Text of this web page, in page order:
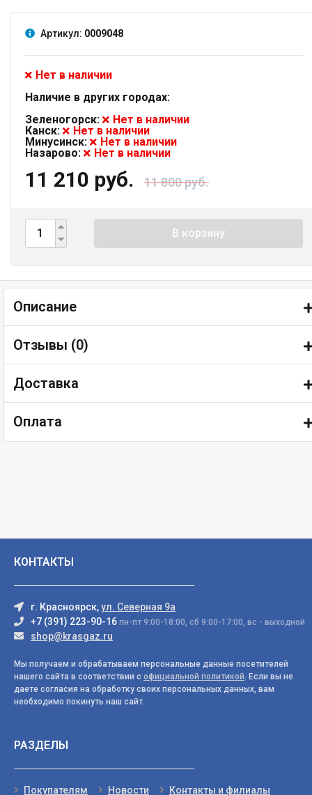
Артикул: 0009048
Нет в наличии
Наличие в других городах:
Зеленогорск:
Нет в наличии
Канск:
Нет в наличии
Минусинск:
Нет в наличии
Назарово:
Нет в наличии
11 210 руб. 11 800 руб.
В корзину
Описание
Отзывы (0)
Доставка
Оплата
КОНТАКТЫ
г. Красноярск,ул. Северная 9а
+7 (391) 223-90-16 пн-пт 9:00-18:00, сб 9:00-17:00, вс - выходной
shop@krasgaz.ru
Мы получаем и обрабатываем персональные данные посетителей
нашего сайта в соответствии с официальной политикой. Если вы не
даете согласия на обработку своих персональных данных, вам
необходимо покинуть наш сайт.
РАЗДЕЛЫ
Покупателям Новости Контакты и филиалы